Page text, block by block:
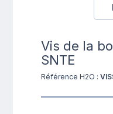
Vis de la
SNTE
Référence H2O :